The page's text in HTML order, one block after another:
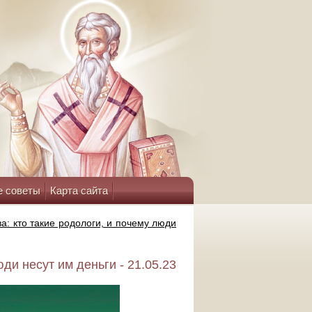
советы Карта сайта
кто такие родологи, и почему люди
несут им деньги - 21.05.23